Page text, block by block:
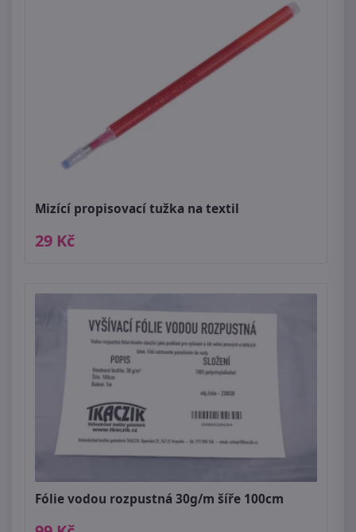
Mizící propisovací tužka na textil
29 Kč
Fólie vodou rozpustná 30g/m šíře 100cm